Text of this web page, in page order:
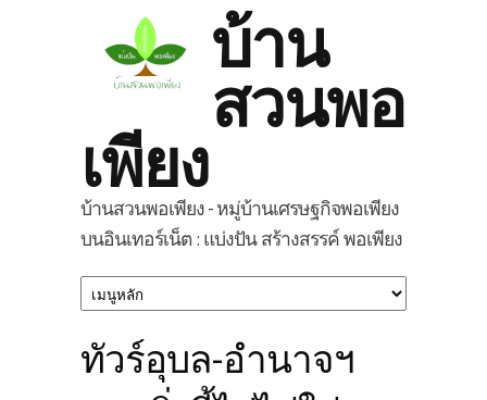
บ้าน
สวนพอ
เพียง
บ้านสวนพอเพียง - หมู่บ้านเศรษฐกิจพอเพียง
บนอินเทอร์เน็ต : แบ่งปัน สร้างสรรค์ พอเพียง
ทัวร์อุบล-อำนาจฯ